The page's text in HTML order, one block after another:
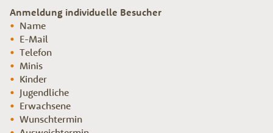
Anmeldung individuelle Besucher
Name
E-Mail
Telefon
Minis
Kinder
Jugendliche
Erwachsene
Wunschtermin